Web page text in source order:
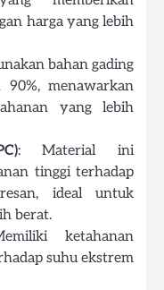
harga yang lebih
bahan gading
90%, menawarkan
yang lebih
: Material ini
tinggi terhadap
ideal untuk
berat.
ketahanan
suhu ekstrem